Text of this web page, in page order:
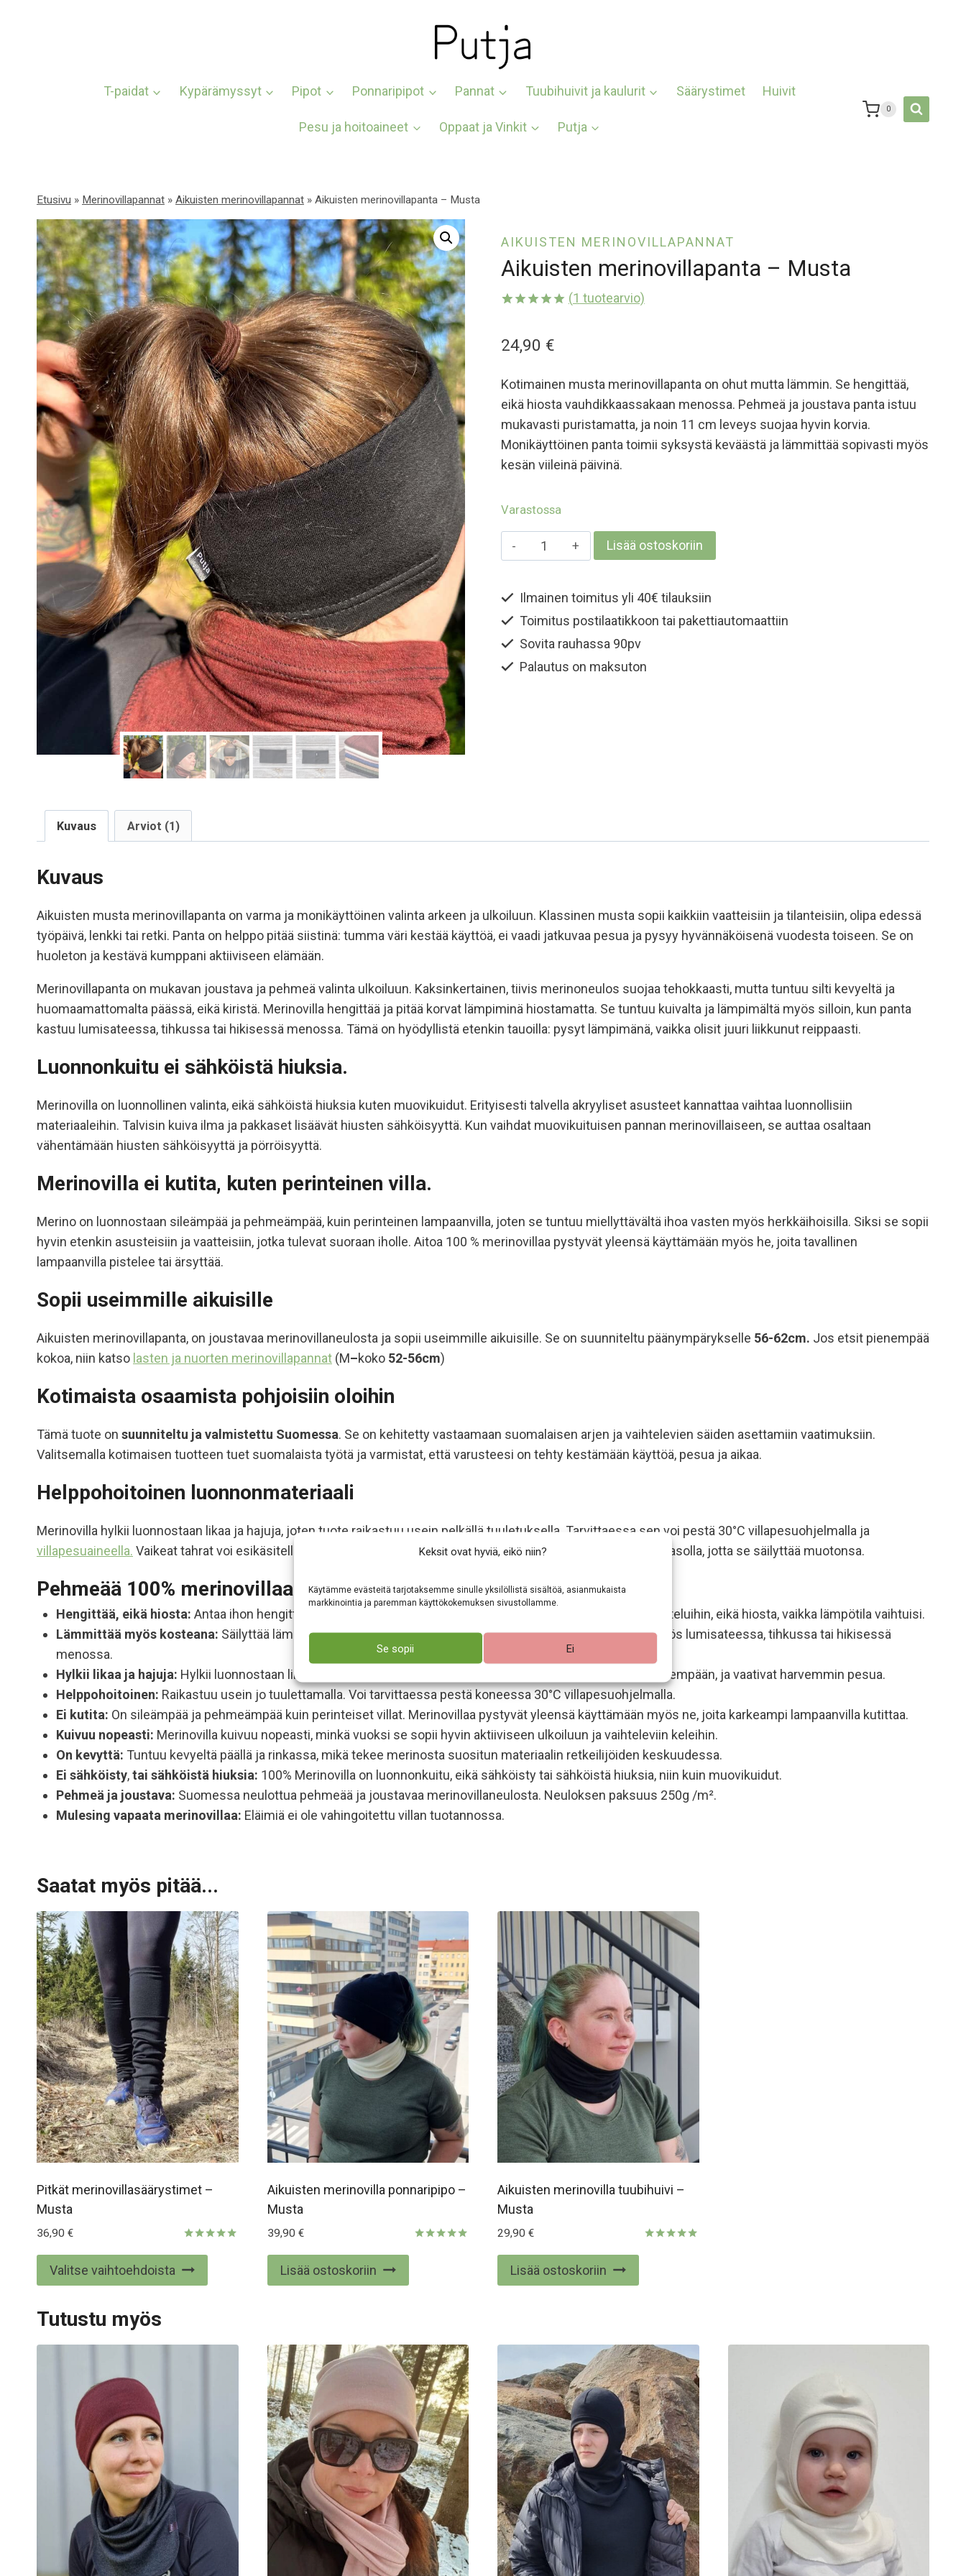
Keksit ovat hyviä, eikö niin?
Käytämme evästeitä tarjotaksemme sinulle yksilöllistä sisältöä, asianmukaista
markkinointia ja paremman käyttökokemuksen sivustollamme.
Se sopii Ei
T-paidat Kypärämyssyt Pipot Ponnaripipot Pannat Tuubihuivit ja kaulurit Säärystimet Huivit
Pesu ja hoitoaineet Oppaat ja Vinkit Putja
0
Etusivu » Merinovillapannat » Aikuisten merinovillapannat » Aikuisten merinovillapanta – Musta
AIKUISTEN MERINOVILLAPANNAT
Aikuisten merinovillapanta – Musta
perustuen
asiakkaan
(1 tuotearvio)
24,90 €
Kotimainen musta merinovillapanta on ohut mutta lämmin. Se hengittää,
eikä hiosta vauhdikkaassakaan menossa. Pehmeä ja joustava panta istuu
mukavasti puristamatta, ja noin 11 cm leveys suojaa hyvin korvia.
Monikäyttöinen panta toimii syksystä keväästä ja lämmittää sopivasti myös
kesän viileinä päivinä.
Varastossa
Aikuisten
merinovillapanta
Musta
määrä
Lisää ostoskoriin
Ilmainen toimitus yli 40€ tilauksiin
Toimitus postilaatikkoon tai pakettiautomaattiin
Sovita rauhassa 90pv
Palautus on maksuton
Kuvaus Arviot (1)
Kuvaus
Aikuisten musta merinovillapanta on varma ja monikäyttöinen valinta arkeen ja ulkoiluun. Klassinen musta sopii kaikkiin vaatteisiin ja tilanteisiin, olipa edessä
työpäivä, lenkki tai retki. Panta on helppo pitää siistinä: tumma väri kestää käyttöä, ei vaadi jatkuvaa pesua ja pysyy hyvännäköisenä vuodesta toiseen. Se on
huoleton ja kestävä kumppani aktiiviseen elämään.
Merinovillapanta on mukavan joustava ja pehmeä valinta ulkoiluun. Kaksinkertainen, tiivis merinoneulos suojaa tehokkaasti, mutta tuntuu silti kevyeltä ja
huomaamattomalta päässä, eikä kiristä. Merinovilla hengittää ja pitää korvat lämpiminä hiostamatta. Se tuntuu kuivalta ja lämpimältä myös silloin, kun panta
kastuu lumisateessa, tihkussa tai hikisessä menossa. Tämä on hyödyllistä etenkin tauoilla: pysyt lämpimänä, vaikka olisit juuri liikkunut reippaasti.
Luonnonkuitu ei sähköistä hiuksia.
Merinovilla on luonnollinen valinta, eikä sähköistä hiuksia kuten muovikuidut. Erityisesti talvella akryyliset asusteet kannattaa vaihtaa luonnollisiin
materiaaleihin. Talvisin kuiva ilma ja pakkaset lisäävät hiusten sähköisyyttä. Kun vaihdat muovikuituisen pannan merinovillaiseen, se auttaa osaltaan
vähentämään hiusten sähköisyyttä ja pörröisyyttä.
Merinovilla ei kutita, kuten perinteinen villa.
Merino on luonnostaan sileämpää ja pehmeämpää, kuin perinteinen lampaanvilla, joten se tuntuu miellyttävältä ihoa vasten myös herkkäihoisilla. Siksi se sopii
hyvin etenkin asusteisiin ja vaatteisiin, jotka tulevat suoraan iholle. Aitoa 100 % merinovillaa pystyvät yleensä käyttämään myös he, joita tavallinen
lampaanvilla pistelee tai ärsyttää.
Sopii useimmille aikuisille
Aikuisten merinovillapanta, on joustavaa merinovillaneulosta ja sopii useimmille aikuisille. Se on suunniteltu päänympärykselle 56-62cm. Jos etsit pienempää
kokoa, niin katso lasten ja nuorten merinovillapannat (M–koko 52-56cm)
Kotimaista osaamista pohjoisiin oloihin
Tämä tuote on suunniteltu ja valmistettu Suomessa. Se on kehitetty vastaamaan suomalaisen arjen ja vaihtelevien säiden asettamiin vaatimuksiin.
Valitsemalla kotimaisen tuotteen tuet suomalaista työtä ja varmistat, että varusteesi on tehty kestämään käyttöä, pesua ja aikaa.
Helppohoitoinen luonnonmateriaali
Merinovilla hylkii luonnostaan likaa ja hajuja, joten tuote raikastuu usein pelkällä tuuletuksella. Tarvittaessa sen voi pestä 30°C villapesuohjelmalla ja
villapesuaineella. Vaikeat tahrat voi esikäsitellä marseille‑ tai sappisaippualla. Muotoile tuote kosteana ja kuivaa tasolla, jotta se säilyttää muotonsa.
Pehmeää 100% merinovillaa
Hengittää, eikä hiosta: Antaa ihon hengittää tuntuu siksi mukavalta päällä. Merino mukautuu lämpötilan vaihteluihin, eikä hiosta, vaikka lämpötila vaihtuisi.
Lämmittää myös kosteana: Säilyttää lämpöä sitomalla ilmaa kuitujen väliin ja pitää siksi olon lämpimänä myös lumisateessa, tihkussa tai hikisessä
menossa.
Hylkii likaa ja hajuja: Hylkii luonnostaan likaa ja hajuja, siksi merinovaatteet pysyvät puhtaina ja raikkaina pidempään, ja vaativat harvemmin pesua.
Helppohoitoinen: Raikastuu usein jo tuulettamalla. Voi tarvittaessa pestä koneessa 30°C villapesuohjelmalla.
Ei kutita: On sileämpää ja pehmeämpää kuin perinteiset villat. Merinovillaa pystyvät yleensä käyttämään myös ne, joita karkeampi lampaanvilla kutittaa.
Kuivuu nopeasti: Merinovilla kuivuu nopeasti, minkä vuoksi se sopii hyvin aktiiviseen ulkoiluun ja vaihteleviin keleihin.
On kevyttä: Tuntuu kevyeltä päällä ja rinkassa, mikä tekee merinosta suositun materiaalin retkeilijöiden keskuudessa.
Ei sähköisty,tai sähköistä hiuksia: 100% Merinovilla on luonnonkuitu, eikä sähköisty tai sähköistä hiuksia, niin kuin muovikuidut.
Pehmeä ja joustava: Suomessa neulottua pehmeää ja joustavaa merinovillaneulosta. Neuloksen paksuus 250g /m².
Mulesing vapaata merinovillaa: Eläimiä ei ole vahingoitettu villan tuotannossa.
Saatat myös pitää...
Pitkät merinovillasäärystimet –
Musta
5.00
36,90 €
Valitse vaihtoehdoista
tuotteella
muunnelma.
Aikuisten merinovilla ponnaripipo –
Musta
39,90 €
Lisää ostoskoriin
Aikuisten merinovilla tuubihuivi –
Musta
29,90 €
Lisää ostoskoriin
Tutustu myös